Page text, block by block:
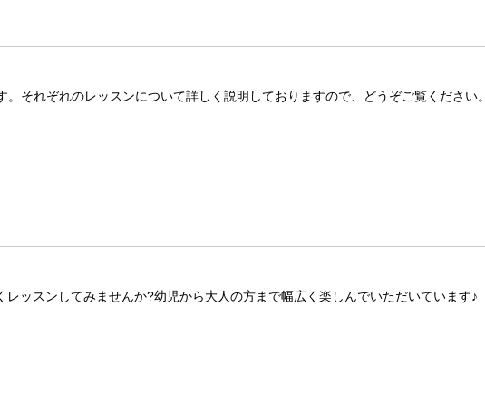
それぞれのレッスンについて詳しく説明しておりますので、どうぞご覧ください。
レッスンしてみませんか?幼児から大人の方まで幅広く楽しんでいただいています♪